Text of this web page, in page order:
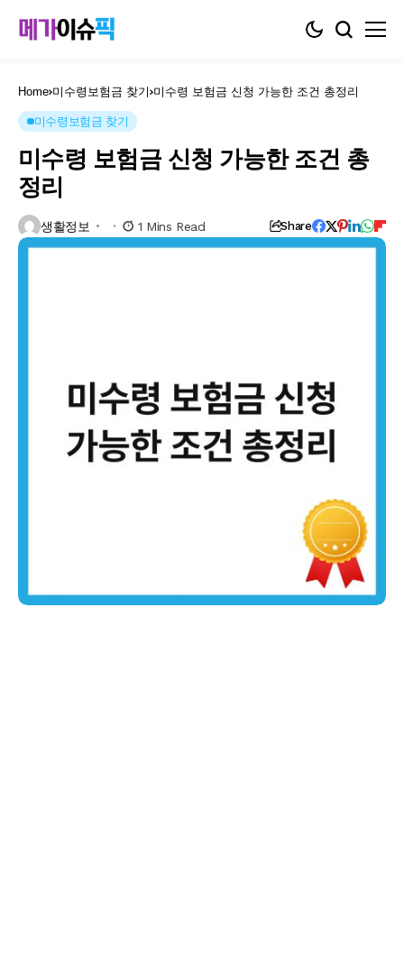
Home 미수령보험금 찾기 미수령 보험금 신청 가능한 조건 총정리
미수령보험금 찾기
미수령 보험금 신청 가능한 조건 총
정리
생활정보 1 Mins Read Share